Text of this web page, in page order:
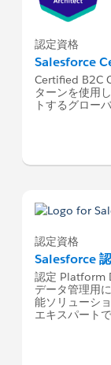
認定資格
Salesforce
Certified B2C
ターンを使用
トするグロー
認定資格
Salesforce
認定 Platform
データ管理用
能ソリューシ
エキスパートで